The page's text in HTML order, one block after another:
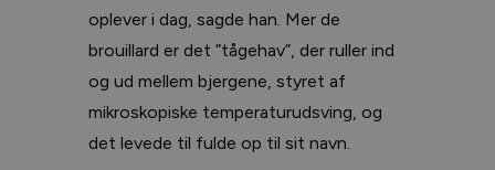
oplever i dag, sagde han. Mer de
brouillard er det ”tågehav”, der ruller ind
og ud mellem bjergene, styret af
mikroskopiske temperaturudsving, og
det levede til fulde op til sit navn.